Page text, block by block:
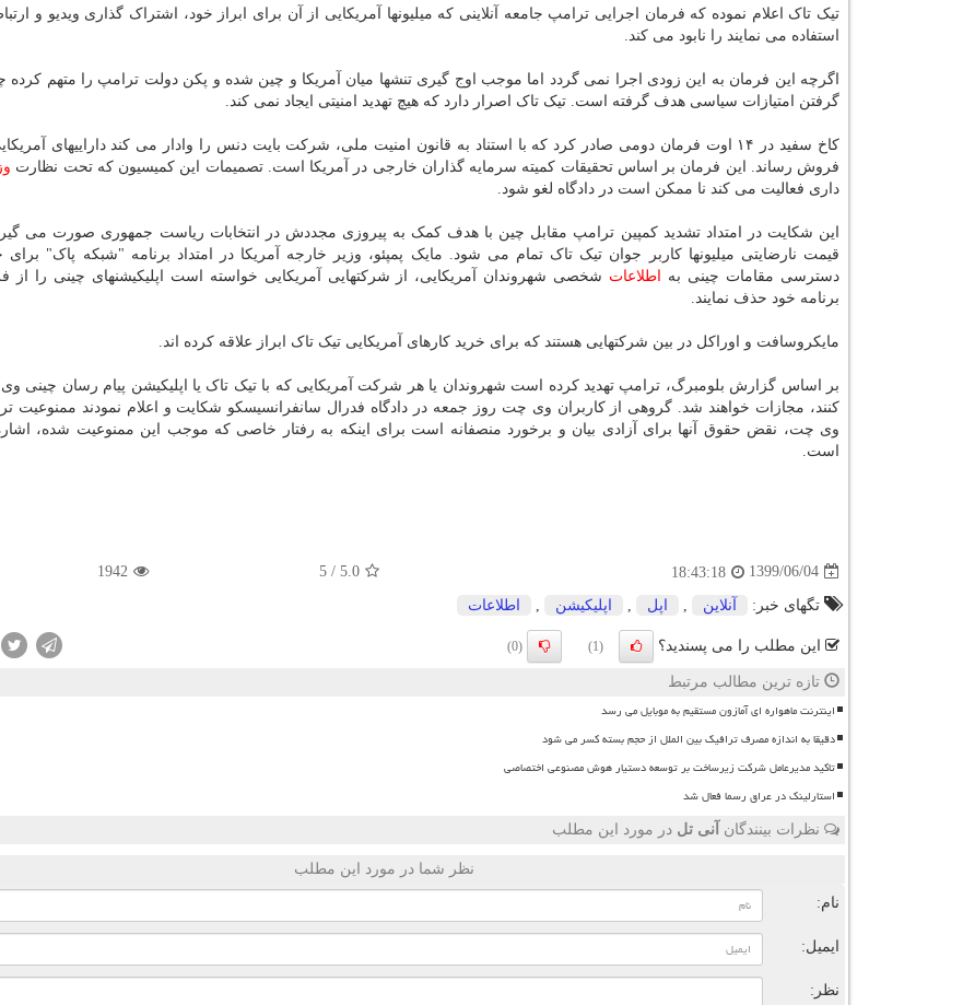
تیک تاک اعلام نموده که فرمان اجرایی ترامپ جامعه آنلاینی که میلیونها آمریکایی از آن برای ابراز خود، اشتراک گذاری ویدیو و
استفاده می نمایند را نابود می کند.
اگرچه این فرمان به این زودی اجرا نمی گردد اما موجب اوج گیری تنشها میان آمریکا و چین شده و پکن دولت ترامپ را متهم کرده
گرفتن امتیازات سیاسی هدف گرفته است. تیک تاک اصرار دارد که هیچ تهدید امنیتی ایجاد نمی کند.
کاخ سفید در ۱۴ اوت فرمان دومی صادر کرد که با استناد به قانون امنیت ملی، شرکت بایت دنس را وادار می کند داراییهای
فروش رساند. این فرمان بر اساس تحقیقات کمیته سرمایه گذاران خارجی در آمریکا است. تصمیمات این کمیسیون که تحت نظارت
داری فعالیت می کند نا ممکن است در دادگاه لغو شود.
این شکایت در امتداد تشدید کمپین ترامپ مقابل چین با هدف کمک به پیروزی مجددش در انتخابات ریاست جمهوری صورت می گیرد
قیمت نارضایتی میلیونها کاربر جوان تیک تاک تمام می شود. مایک پمپئو، وزیر خارجه آمریکا در امتداد برنامه "شبکه پاک" برای
دسترسی مقامات چینی به
اطلاعات شخصی شهروندان آمریکایی، از شرکتهایی آمریکایی خواسته است اپلیکیشنهای چینی را از
برنامه خود حذف نمایند.
مایکروسافت و اوراکل در بین شرکتهایی هستند که برای خرید کارهای آمریکایی تیک تاک ابراز علاقه کرده اند.
بر اساس گزارش بلومبرگ، ترامپ تهدید کرده است شهروندان یا هر شرکت آمریکایی که با تیک تاک یا اپلیکیشن پیام رسان چینی
کنند، مجازات خواهند شد. گروهی از کاربران وی چت روز جمعه در دادگاه فدرال سانفرانسیسکو شکایت و اعلام نمودند ممنوعیت
وی چت، نقض حقوق آنها برای آزادی بیان و برخورد منصفانه است برای اینکه به رفتار خاصی که موجب این ممنوعیت شده،
است.
1399/06/04
18:43:18
5.0
/
5
1942
تگهای خبر: آنلاین اپل اپلیكیشن اطلاعات
این مطلب را می پسندید؟ (1)
(0)
تازه ترین مطالب مرتبط
اینترنت ماهواره ای آمازون مستقیم به موبایل می رسد
دقیقا به اندازه مصرف ترافیک بین الملل از حجم بسته کسر می شود
تاکید مدیرعامل شرکت زیرساخت بر توسعه دستیار هوش مصنوعی اختصاصی
استارلینک در عراق رسما فعال شد
نظرات بینندگان آنی تل در مورد این مطلب
نظر شما در مورد این مطلب
نام:
ایمیل:
نظر: